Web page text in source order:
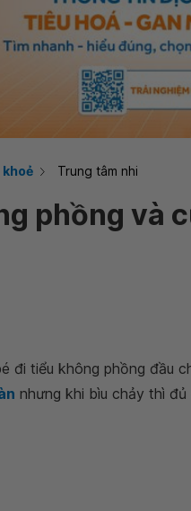
Trung tâm nhi
phồng và
đi tiểu không phồng đầu
nhưng khi bìu chảy thì